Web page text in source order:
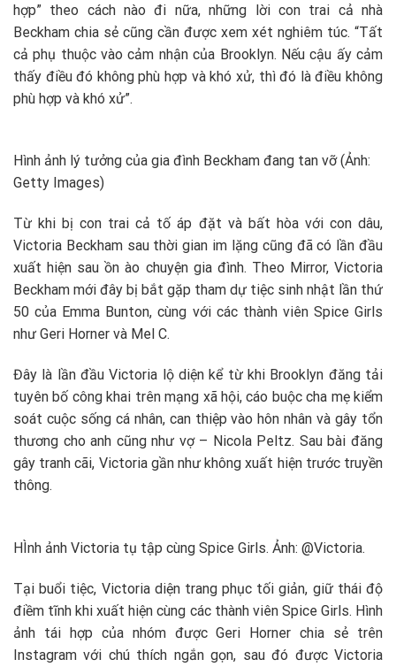
hợp” theo cách nào đi nữa, những lời con trai cả nhà
Beckham chia sẻ cũng cần được xem xét nghiêm túc. “Tất
cả phụ thuộc vào cảm nhận của Brooklyn. Nếu cậu ấy cảm
thấy điều đó không phù hợp và khó xử, thì đó là điều không
phù hợp và khó xử”.
Hình ảnh lý tưởng của gia đình Beckham đang tan vỡ (Ảnh:
Getty Images)
Từ khi bị con trai cả tố áp đặt và bất hòa với con dâu,
Victoria Beckham sau thời gian im lặng cũng đã có lần đầu
xuất hiện sau ồn ào chuyện gia đình. Theo Mirror, Victoria
Beckham mới đây bị bắt gặp tham dự tiệc sinh nhật lần thứ
50 của Emma Bunton, cùng với các thành viên Spice Girls
như Geri Horner và Mel C.
Đây là lần đầu Victoria lộ diện kể từ khi Brooklyn đăng tải
tuyên bố công khai trên mạng xã hội, cáo buộc cha mẹ kiểm
soát cuộc sống cá nhân, can thiệp vào hôn nhân và gây tổn
thương cho anh cũng như vợ – Nicola Peltz. Sau bài đăng
gây tranh cãi, Victoria gần như không xuất hiện trước truyền
thông.
HÌnh ảnh Victoria tụ tập cùng Spice Girls. Ảnh: @Victoria.
Tại buổi tiệc, Victoria diện trang phục tối giản, giữ thái độ
điềm tĩnh khi xuất hiện cùng các thành viên Spice Girls. Hình
ảnh tái hợp của nhóm được Geri Horner chia sẻ trên
Instagram với chú thích ngắn gọn, sau đó được Victoria